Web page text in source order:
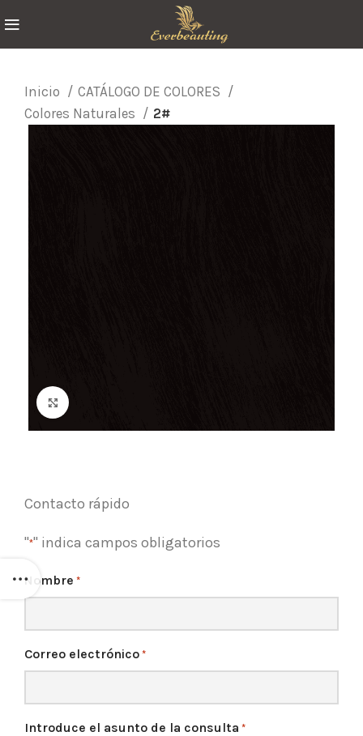
Inicio
CATÁLOGO DE COLORES
Colores Naturales
2#
Contacto rápido
"*" indica campos obligatorios
Nombre *
Correo electrónico *
Introduce el asunto de la consulta *